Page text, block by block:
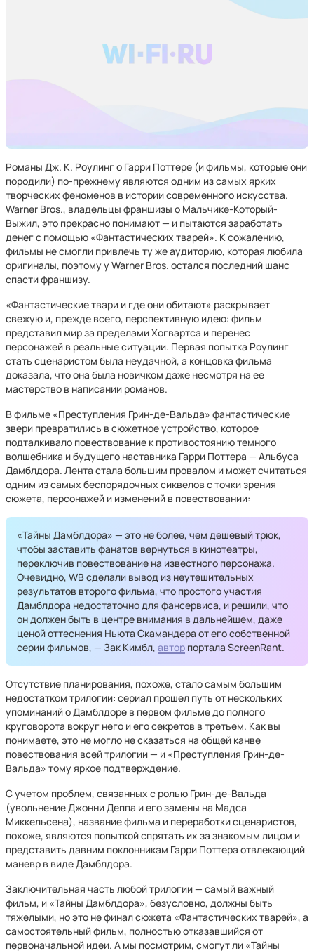
Романы Дж. К. Роулинг о Гарри Поттере (и фильмы, которые они
породили) по-прежнему являются одним из самых ярких
творческих феноменов в истории современного искусства.
Warner Bros., владельцы франшизы о Мальчике-Который-
Выжил, это прекрасно понимают — и пытаются заработать
денег с помощью «Фантастических тварей». К сожалению,
фильмы не смогли привлечь ту же аудиторию, которая любила
оригиналы, поэтому у Warner Bros. остался последний шанс
спасти франшизу.
«Фантастические твари и где они обитают» раскрывает
свежую и, прежде всего, перспективную идею: фильм
представил мир за пределами Хогвартса и перенес
персонажей в реальные ситуации. Первая попытка Роулинг
стать сценаристом была неудачной, а концовка фильма
доказала, что она была новичком даже несмотря на ее
мастерство в написании романов.
В фильме «Преступления Грин-де-Вальда» фантастические
звери превратились в сюжетное устройство, которое
подталкивало повествование к противостоянию темного
волшебника и будущего наставника Гарри Поттера — Альбуса
Дамблдора. Лента стала большим провалом и может считаться
одним из самых беспорядочных сиквелов с точки зрения
сюжета, персонажей и изменений в повествовании:
«Тайны Дамблдора» — это не более, чем дешевый трюк,
чтобы заставить фанатов вернуться в кинотеатры,
переключив повествование на известного персонажа.
Очевидно, WB сделали вывод из неутешительных
результатов второго фильма, что простого участия
Дамблдора недостаточно для фансервиса, и решили, что
он должен быть в центре внимания в дальнейшем, даже
ценой оттеснения Ньюта Скамандера от его собственной
серии фильмов, — Зак Кимбл, автор портала ScreenRant.
Отсутствие планирования, похоже, стало самым большим
недостатком трилогии: сериал прошел путь от нескольких
упоминаний о Дамблдоре в первом фильме до полного
круговорота вокруг него и его секретов в третьем. Как вы
понимаете, это не могло не сказаться на общей канве
повествования всей трилогии — и «Преступления Грин-де-
Вальда» тому яркое подтверждение.
C учетом проблем, связанных с ролью Грин-де-Вальда
(увольнение Джонни Деппа и его замены на Мадса
Миккельсена), название фильма и переработки сценаристов,
похоже, являются попыткой спрятать их за знакомым лицом и
представить давним поклонникам Гарри Поттера отвлекающий
маневр в виде Дамблдора.
Заключительная часть любой трилогии — самый важный
фильм, и «Тайны Дамблдора», безусловно, должны быть
тяжелыми, но это не финал сюжета «Фантастических тварей», а
самостоятельный фильм, полностью отказавшийся от
первоначальной идеи. А мы посмотрим, смогут ли «Тайны